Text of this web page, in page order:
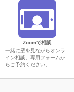
Zoomで相談
一緒に壁を見ながらオンラ
イン相談。専用フォームか
らご予約ください。